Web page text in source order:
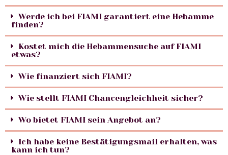
Werde ich bei FIAMI garantiert eine Hebamme
finden?
Kostet mich die Hebammensuche auf FIAMI
etwas?
Wie finanziert sich FIAMI?
Wie stellt FIAMI Chancengleichheit sicher?
Wo bietet FIAMI sein Angebot an?
Ich habe keine Bestätigungsmail erhalten, was
kann ich tun?